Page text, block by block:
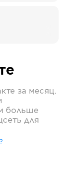
за месяц.
больше
для